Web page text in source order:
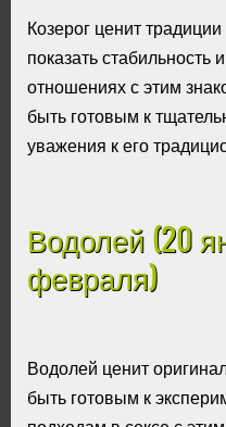
Козерог ценит
показать стабильность
отношениях с этим
быть готовым к
уважения к его
Водолей (20
февраля)
Водолей ценит
быть готовым к